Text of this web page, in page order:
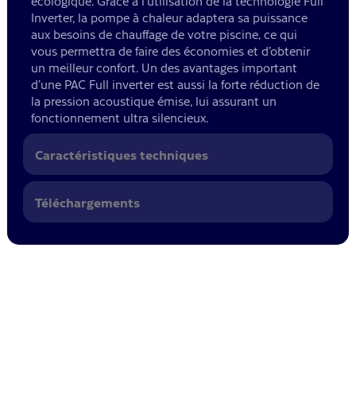
Inverter, la pompe à chaleur adaptera sa puissance
aux besoins de chauffage de votre piscine, ce qui
vous permettra de faire des économies et d’obtenir
un meilleur confort. Un des avantages important
d’une PAC Full inverter est aussi la forte réduction de
la pression acoustique émise, lui assurant un
fonctionnement ultra silencieux.
Caractéristiques techniques
Téléchargements